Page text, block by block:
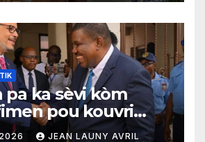
pa ka sèvi kòm
pou kouvri
an
JEAN LAUNY AVRIL